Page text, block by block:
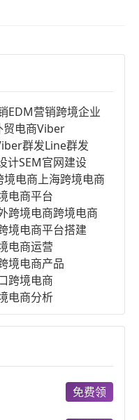
EDM营销跨境企业
贸电商Viber
群发Line群发
计SEM官网建设
境电商上海跨境电商
电商平台
跨境电商跨境电商
境电商平台搭建
电商运营
境电商产品
跨境电商
电商分析
跨境电商
电商注册
电商案例
免费领